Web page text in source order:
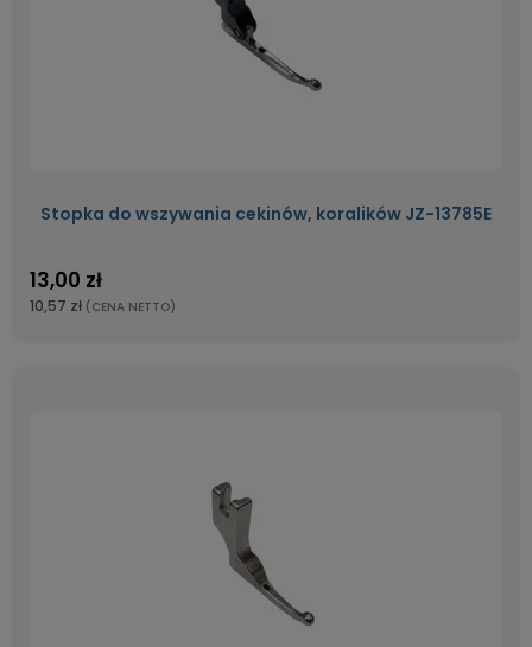
Stopka do wszywania cekinów, koralików JZ-13785E
13,00 zł
10,57 zł (CENA NETTO)